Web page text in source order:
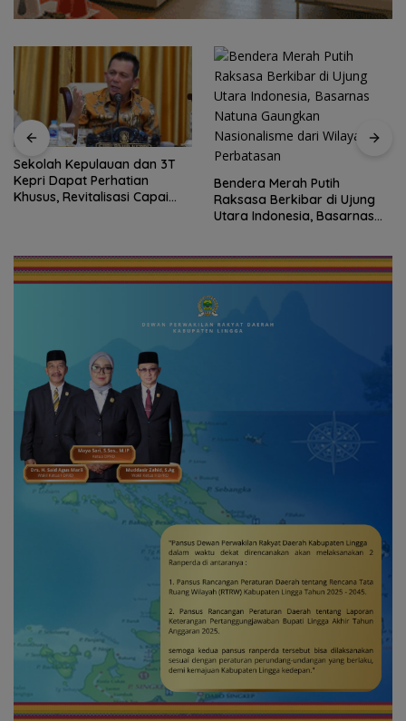
Sekolah Kepulauan dan 3T
Kepri Dapat Perhatian
Khusus, Revitalisasi Capai
Bendera Merah Putih
Raksasa Berkibar di Ujung
Utara Indonesia, Basarnas
Perbatasan